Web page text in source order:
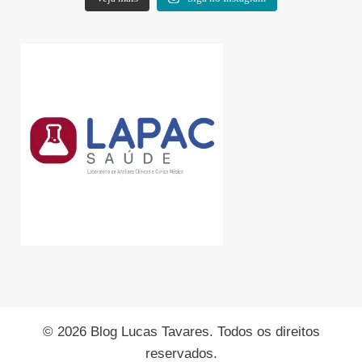
© 2026 Blog Lucas Tavares. Todos os direitos
reservados.